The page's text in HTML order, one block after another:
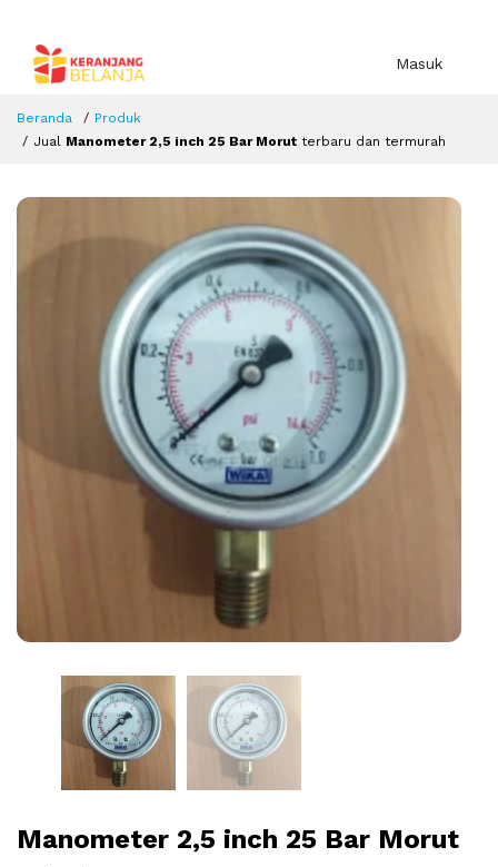
Masuk
Beranda
Produk
Jual Manometer 2,5 inch 25 Bar Morut terbaru dan termurah
Manometer 2,5 inch 25 Bar Morut